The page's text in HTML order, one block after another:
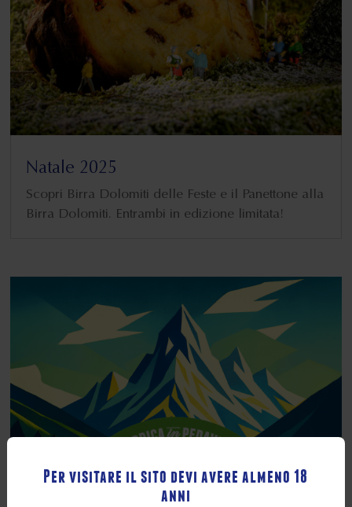
Natale 2025
Scopri Birra Dolomiti delle Feste e il Panettone alla
Birra Dolomiti. Entrambi in edizione limitata!
Per visitare il sito devi avere almeno 18
anni